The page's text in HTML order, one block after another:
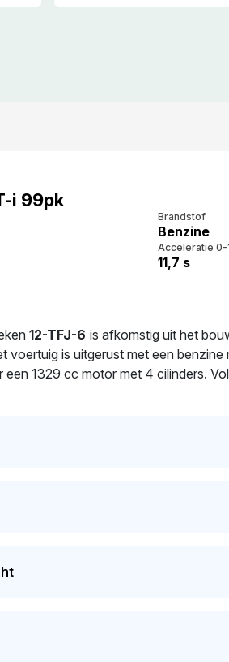
i 99pk
Brandstof
Benzine
Acceleratie
11,7 s
12-TFJ-6 is afkomstig uit het
voertuig is uitgerust met een
1329 cc motor met 4 cilinders.
van 1.100 kg is deze auto solide
Dit model heeft momenteel een